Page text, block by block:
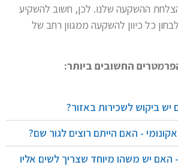
ההשקעה שלנו. לכן, חשוב להשקיע
כל כיוון להשקעה ממגוון רחב של
החשובים ביותר:
יש ביקוש לשכירות באזור?
- האם הייתם רוצים לגור שם?
- האם יש משהו מיוחד שצריך לשים אליו